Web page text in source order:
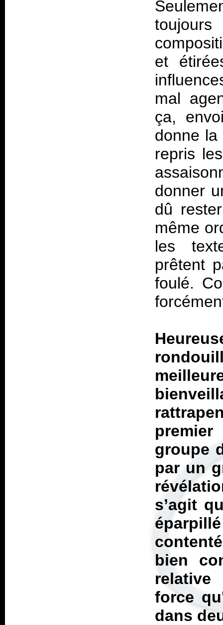
et
mal
ça,
donne la
repris
donner
dû
même
les
prêtent
foulé.
groupe
par un
s’agit
bien
force
dans